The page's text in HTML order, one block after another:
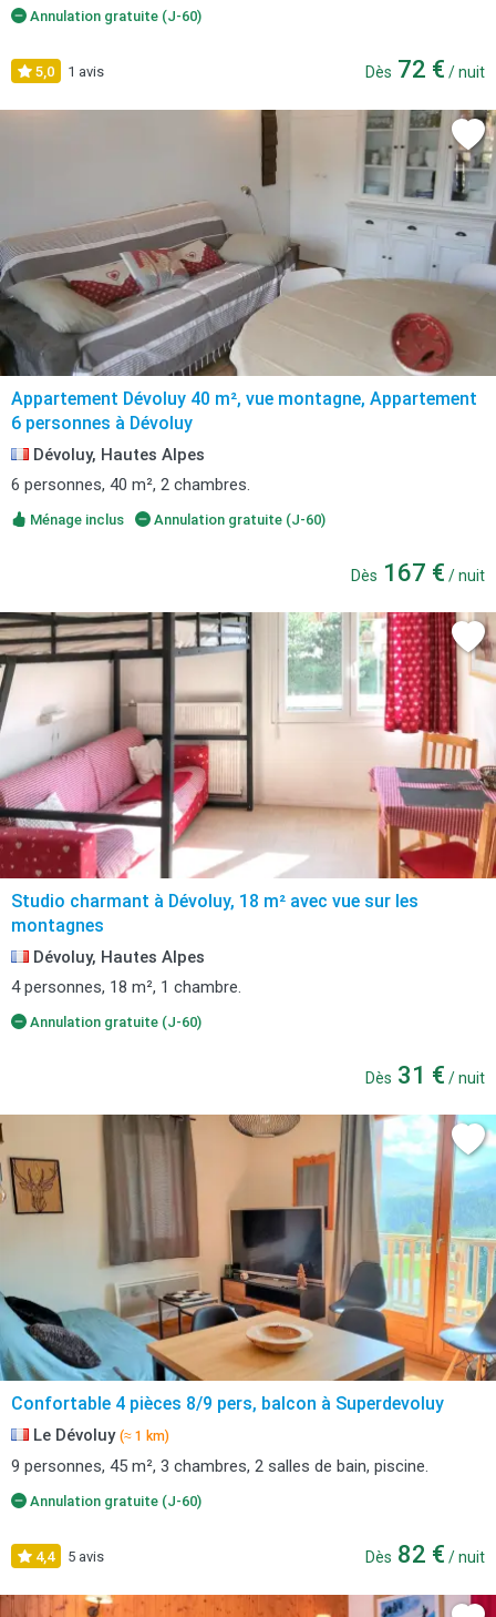
Annulation gratuite (J-60)
5,0 1 avis Dès 72 € / nuit
Appartement Dévoluy 40 m², vue montagne, Appartement
6 personnes à Dévoluy
Dévoluy, Hautes Alpes
6 personnes, 40 m², 2 chambres.
Ménage inclus Annulation gratuite (J-60)
Dès 167 € / nuit
Studio charmant à Dévoluy, 18 m² avec vue sur les
montagnes
Dévoluy, Hautes Alpes
4 personnes, 18 m², 1 chambre.
Annulation gratuite (J-60)
Dès 31 € / nuit
Confortable 4 pièces 8/9 pers, balcon à Superdevoluy
Le Dévoluy (≈ 1 km)
9 personnes, 45 m², 3 chambres, 2 salles de bain, piscine.
Annulation gratuite (J-60)
4,4 5 avis Dès 82 € / nuit